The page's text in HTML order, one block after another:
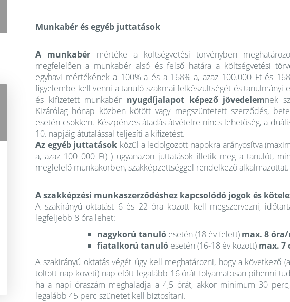
Munkabér és egyéb juttatások
A munkabérmértéke a költségvetési törvényben
megfelelően a munkabér alsó és felső határa a költségvetési
egyhavi mértékének a 100%-a és a 168%-a, azaz 100.000 Ft és
figyelembe kell venni a tanuló szakmai felkészültségét és tanulmányi
és kifizetett munkabér nyugdíjalapot képező jövedelemnek
Kizárólag hónap közben kötött vagy megszüntetett szerződés,
esetén csökken. Készpénzes átadás-átvételre nincs lehetőség, a
10. napjáig átutalással teljesíti a kifizetést.
Az egyéb juttatások közül a ledolgozott napokra arányosítva
a, azaz 100 000 Ft) ) ugyanazon juttatások illetik meg a tanulót,
megfelelő munkakörben, szakképzettséggel rendelkező alkalmazottat.
A szakképzési munkaszerződéshez kapcsolódó jogok és
A szakirányú oktatást 6 és 22 óra között kell megszervezni,
legfeljebb 8 óra lehet:
nagykorú tanuló esetén (18 év felett) max. 8
fiatalkorú tanuló esetén (16-18 év között) max. 7
A szakirányú oktatás végét úgy kell meghatározni, hogy a következő
töltött nap követi) nap előtt legalább 16 órát folyamatosan pihenni
ha a napi óraszám meghaladja a 4,5 órát, akkor minimum 30
legalább 45 perc szünetet kell biztosítani.